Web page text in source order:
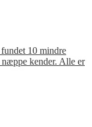
10 mindre
kender. Alle er